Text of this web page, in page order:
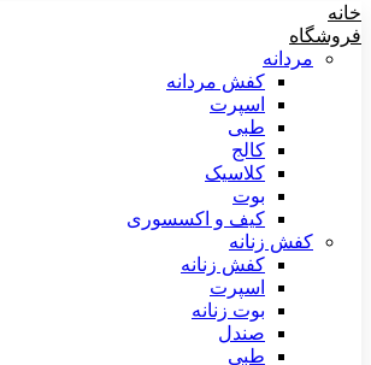
خانه
فروشگاه
مردانه
کفش مردانه
اسپرت
طبی
کالج
کلاسیک
بوت
کیف و اکسسوری
کفش زنانه
کفش زنانه
اسپرت
بوت زنانه
صندل
طبی